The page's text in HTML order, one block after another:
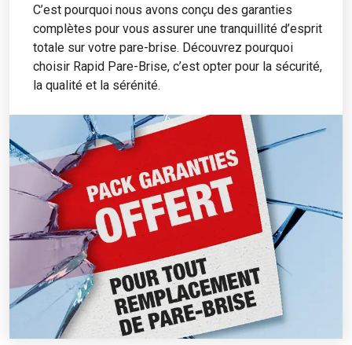
C’est pourquoi nous avons conçu des garanties
complètes pour vous assurer une tranquillité d’esprit
totale sur votre pare-brise. Découvrez pourquoi
choisir Rapid Pare-Brise, c’est opter pour la sécurité,
la qualité et la sérénité.